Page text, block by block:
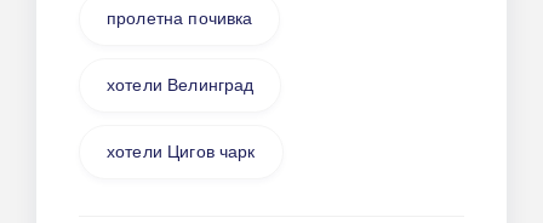
пролетна почивка
хотели Велинград
хотели Цигов чарк